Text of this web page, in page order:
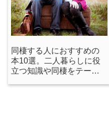
同棲する人におすすめの
本10選。二人暮らしに役
立つ知識や同棲をテーマ